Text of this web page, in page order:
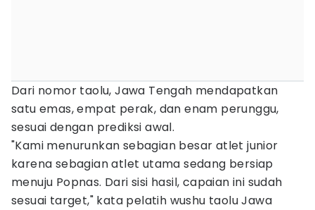
Dari nomor taolu, Jawa Tengah mendapatkan
satu emas, empat perak, dan enam perunggu,
sesuai dengan prediksi awal.
"Kami menurunkan sebagian besar atlet junior
karena sebagian atlet utama sedang bersiap
menuju Popnas. Dari sisi hasil, capaian ini sudah
sesuai target," kata pelatih wushu taolu Jawa